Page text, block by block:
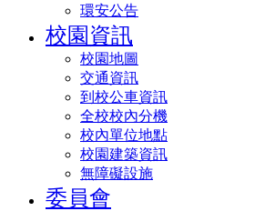
環安公告
校園資訊
校園地圖
交通資訊
到校公車資訊
全校校內分機
校內單位地點
校園建築資訊
無障礙設施
委員會